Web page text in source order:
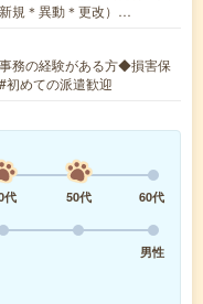
規＊異動＊更改）…
務の経験がある方◆損害保
めての派遣歓迎
代 50代
60代
男性